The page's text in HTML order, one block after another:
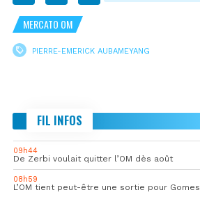
MERCATO OM
PIERRE-EMERICK AUBAMEYANG
FIL INFOS
09h44
De Zerbi voulait quitter l’OM dès août
08h59
L’OM tient peut-être une sortie pour Gomes